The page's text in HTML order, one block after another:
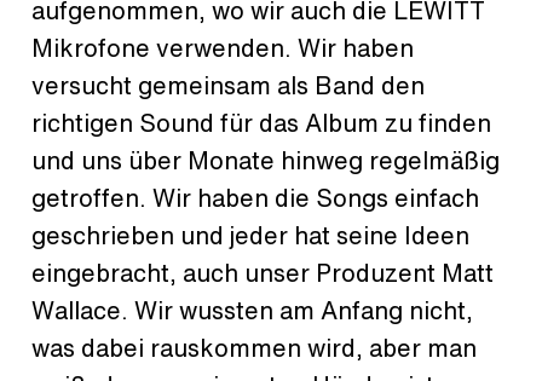
aufgenommen, wo wir auch die LEWITT
Mikrofone verwenden. Wir haben
versucht gemeinsam als Band den
richtigen Sound für das Album zu finden
und uns über Monate hinweg regelmäßig
getroffen. Wir haben die Songs einfach
geschrieben und jeder hat seine Ideen
eingebracht, auch unser Produzent Matt
Wallace. Wir wussten am Anfang nicht,
was dabei rauskommen wird, aber man